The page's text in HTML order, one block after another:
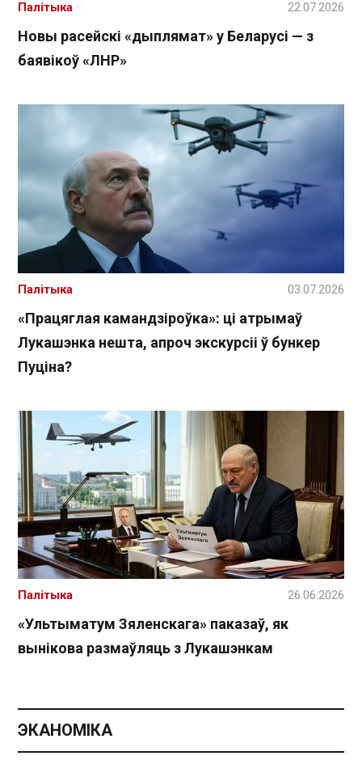
Новы расейскі «дыплямат» у Беларусі — з
баявікоў «ЛНР»
Палітыка 22.07.2026
«Працяглая камандзіроўка»: ці атрымаў
Лукашэнка нешта, апроч экскурсіі ў бункер
Пуціна?
Палітыка 03.07.2026
«Ультыматум Зяленскага» паказаў, як
вынікова размаўляць з Лукашэнкам
Палітыка 26.06.2026
ЭКАНОМІКА